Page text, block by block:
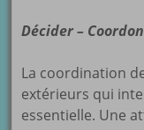
Décider –
La coordination
extérieurs qui
essentielle. Une